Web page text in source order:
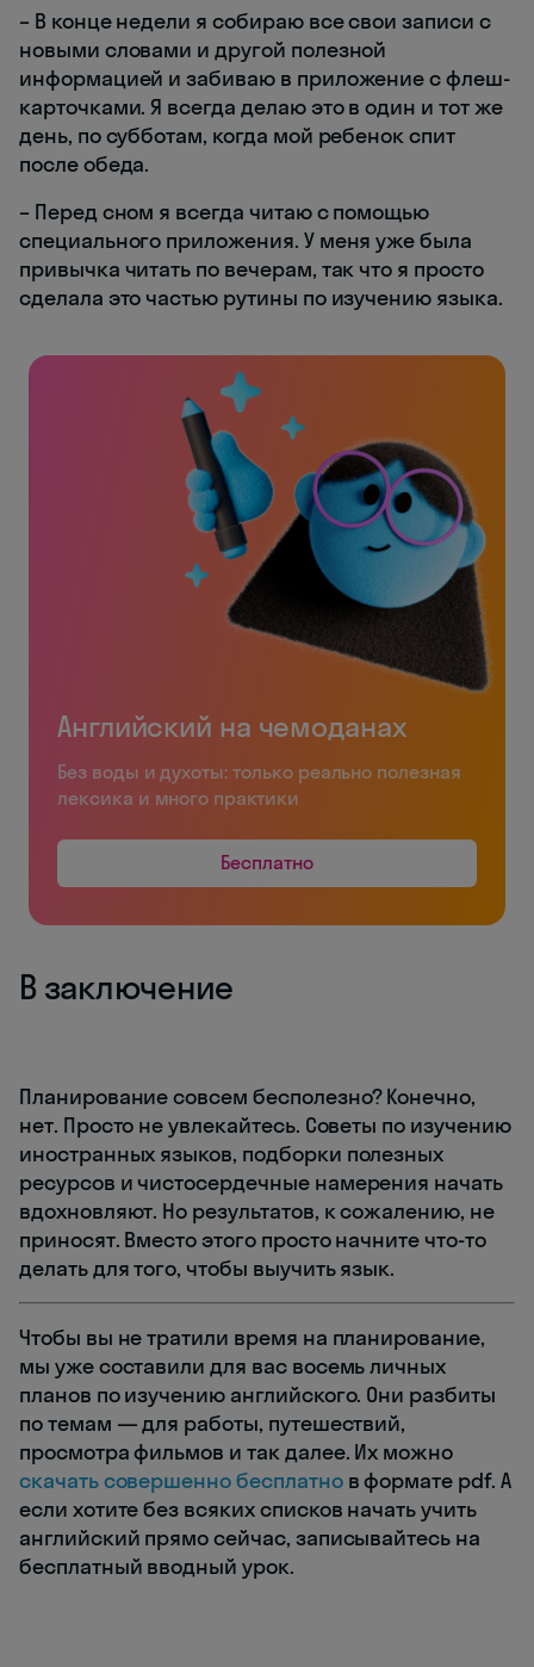
– В конце недели я собираю все свои записи с
новыми словами и другой полезной
информацией и забиваю в приложение с флеш-
карточками. Я всегда делаю это в один и тот же
день, по субботам, когда мой ребенок спит
после обеда.
– Перед сном я всегда читаю с помощью
специального приложения. У меня уже была
привычка читать по вечерам, так что я просто
сделала это частью рутины по изучению языка.
Английский на чемоданах
Без воды и духоты: только реально полезная
лексика и много практики
Бесплатно
В заключение
Планирование совсем бесполезно? Конечно,
нет. Просто не увлекайтесь. Советы по изучению
иностранных языков, подборки полезных
ресурсов и чистосердечные намерения начать
вдохновляют. Но результатов, к сожалению, не
приносят. Вместо этого просто начните что-то
делать для того, чтобы выучить язык.
Чтобы вы не тратили время на планирование,
мы уже составили для вас восемь личных
планов по изучению английского. Они разбиты
по темам — для работы, путешествий,
просмотра фильмов и так далее. Их можно
скачать совершенно бесплатнов формате pdf. А
если хотите без всяких списков начать учить
английский прямо сейчас, записывайтесь на
бесплатный вводный урок.